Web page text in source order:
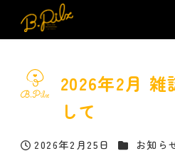
2026年2月 雑
して
投稿日
2026年2月25日 カテゴリー
お知ら